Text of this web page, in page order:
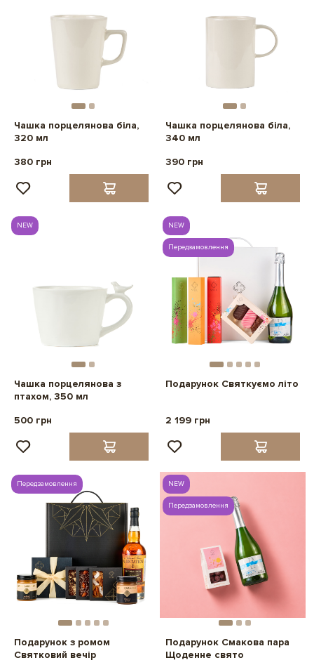
Чашка порцелянова біла,
320 мл
380 грн
Чашка порцелянова біла,
340 мл
390 грн
NEW
Чашка порцелянова з
птахом, 350 мл
500 грн
NEW
Передзамовлення
Подарунок Святкуємо літо
2 199 грн
Передзамовлення
Подарунок з ромом
Святковий вечір
NEW
Передзамовлення
Подарунок Смакова пара
Щоденне свято